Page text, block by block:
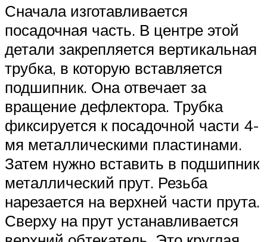
Сначала изготавливается
посадочная часть. В центре этой
детали закрепляется вертикальная
трубка, в которую вставляется
подшипник. Она отвечает за
вращение дефлектора. Трубка
фиксируется к посадочной части 4-
мя металлическими пластинами.
Затем нужно вставить в подшипник
металлический прут. Резьба
нарезается на верхней части прута.
Сверху на прут устанавливается